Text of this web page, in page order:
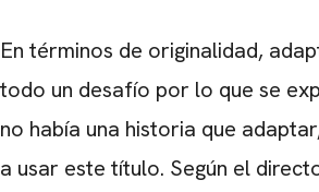
En términos de originalidad,
todo un desafío por lo que se
no había una historia que
a usar este título. Según el